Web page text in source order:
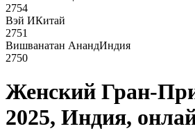
2754
Вэй ИКитай
2751
Вишванатан АнандИндия
2750
Женский Гран-
2025, Индия,